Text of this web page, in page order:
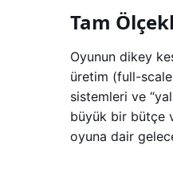
Tam
Oyunun dikey
üretim (full-
sistemleri ve
büyük bir bütçe
oyuna dair